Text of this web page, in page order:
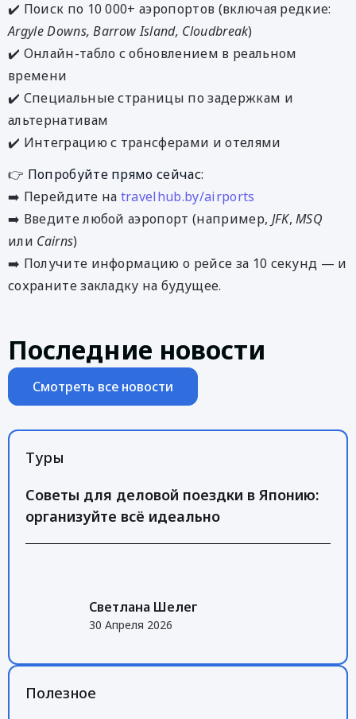
✔️ Поиск по 10 000+ аэропортов (включая редкие:
Argyle Downs, Barrow Island, Cloudbreak)
✔️ Онлайн-табло с обновлением в реальном
времени
✔️ Специальные страницы по задержкам и
альтернативам
✔️ Интеграцию с трансферами и отелями
👉 Попробуйте прямо сейчас:
➡️ Перейдите на travelhub.by/airports
➡️ Введите любой аэропорт (например, JFK,MSQ
или Cairns)
➡️ Получите информацию о рейсе за 10 секунд — и
сохраните закладку на будущее.
Последние новости
Смотреть все новости
Туры
Советы для деловой поездки в Японию:
организуйте всё идеально
Светлана Шелег
30 Апреля 2026
Полезное